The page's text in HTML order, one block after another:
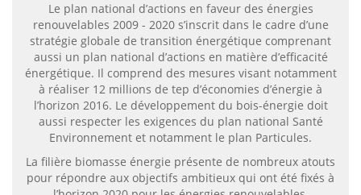
Le plan national d’actions en faveur des énergies
renouvelables 2009 - 2020 s’inscrit dans le cadre d’une
stratégie globale de transition énergétique comprenant
aussi un plan national d’actions en matière d’efficacité
énergétique. Il comprend des mesures visant notamment
à réaliser 12 millions de tep d’économies d’énergie à
l’horizon 2016. Le développement du bois-énergie doit
aussi respecter les exigences du plan national Santé
Environnement et notamment le plan Particules.
La filière biomasse énergie présente de nombreux atouts
pour répondre aux objectifs ambitieux qui ont été fixés à